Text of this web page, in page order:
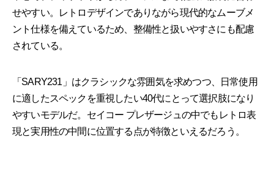
せやすい。レトロデザインでありながら現代的なムーブメ
ント仕様を備えているため、整備性と扱いやすさにも配慮
されている。
「SARY231」はクラシックな雰囲気を求めつつ、日常使用
に適したスペックを重視したい40代にとって選択肢になり
やすいモデルだ。セイコー プレザージュの中でもレトロ表
現と実用性の中間に位置する点が特徴といえるだろう。